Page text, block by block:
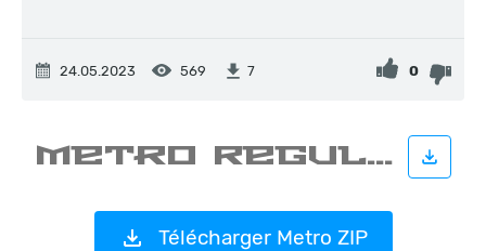
24.05.2023 569 7 0
Télécharger Metro ZIP